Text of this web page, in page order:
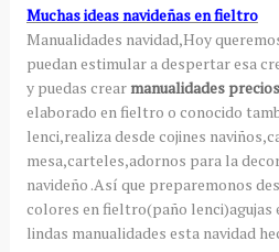
Muchas ideas navideñas en fieltro
Manualidades navidad,Hoy
puedan estimular a despertar esa
y puedas crearmanualidades
elaborado en fieltro o conocido
lenci,realiza desde cojines
mesa,carteles,adornos para la
navideño .Así que preparemonos
colores en fieltro(paño lenci)agujas
lindas manualidades esta navidad